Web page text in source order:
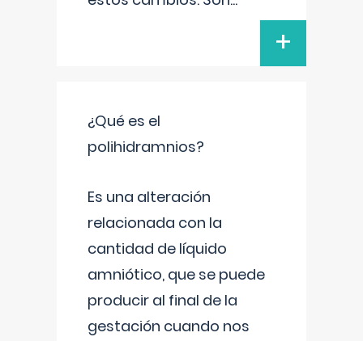
+
¿Qué es el
polihidramnios?
Es una alteración
relacionada con la
cantidad de líquido
amniótico, que se puede
producir al final de la
gestación cuando nos